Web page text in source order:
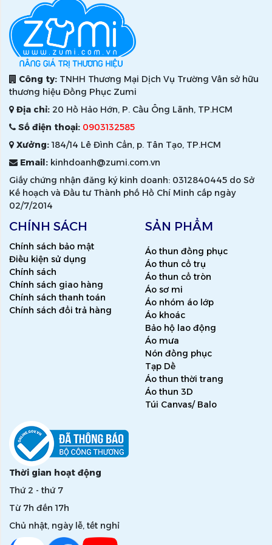
Công ty: TNHH Thương Mại Dịch Vụ Trường Vân sở hữu
thương hiệu Đồng Phục Zumi
Địa chỉ: 20 Hồ Hảo Hớn, P. Cầu Ông Lãnh, TP.HCM
Số điện thoại: 0903132585
Xưởng:184/14 Lê Đình Cẩn, p. Tân Tạo, TP.HCM
Email: kinhdoanh@zumi.com.vn
Giấy chứng nhận đăng ký kinh doanh: 0312840445 do Sở
Kế hoạch và Đầu tư Thành phố Hồ Chí Minh cấp ngày
02/7/2014
CHÍNH SÁCH
Chính sách bảo mật
Điều kiện sử dụng
Chính sách
Chính sách giao hàng
Chính sách thanh toán
Chính sách đổi trả hàng
SẢN PHẨM
Áo thun đồng phục
Áo thun cổ trụ
Áo thun cổ tròn
Áo sơ mi
Áo nhóm áo lớp
Áo khoác
Bảo hộ lao động
Áo mưa
Nón đồng phục
Tạp Dề
Áo thun thời trang
Áo thun 3D
Túi Canvas/ Balo
Thời gian hoạt động
Thứ 2 - thứ 7
Từ 7h đến 17h
Chủ nhật, ngày lễ, tết nghỉ